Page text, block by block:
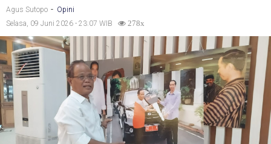
Agus Sutopo - Opini
Selasa, 09 Juni 2026 - 23:07 WIB
278x